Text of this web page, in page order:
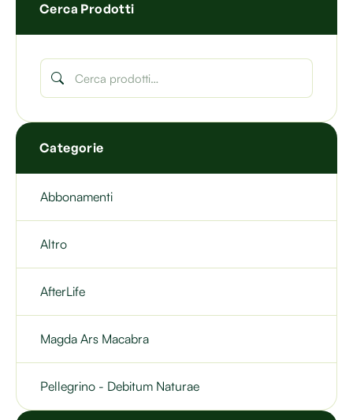
Cerca Prodotti
Categorie
Abbonamenti
Altro
AfterLife
Magda Ars Macabra
Pellegrino - Debitum Naturae